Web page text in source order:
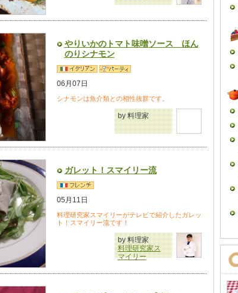
やりいかのトマト味噌ソース ほん
のりシナモン
06月07日
シナモンは魚介類との相性抜群です。
by 料理家
ガレット！スマイリー流
05月11日
料理研究家スマイリーがテレビで紹介したガレッ
ト！スマイリー流です！
by 料理家
料理研究家ス
マイリー